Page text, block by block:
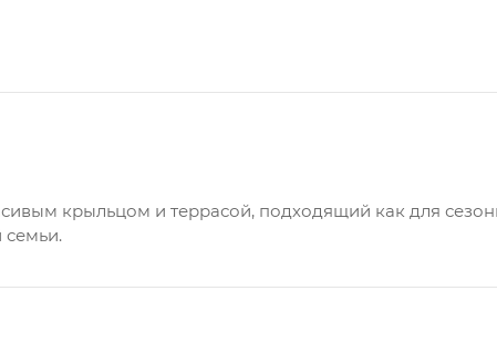
крыльцом и террасой, подходящий как для